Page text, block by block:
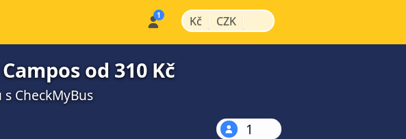
Kč | CZK |
od 310 Kč
CheckMyBus
1